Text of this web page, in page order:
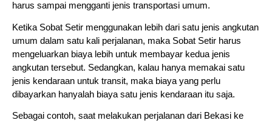
harus sampai mengganti jenis transportasi umum.
Ketika Sobat Setir menggunakan lebih dari satu jenis angkutan
umum dalam satu kali perjalanan, maka Sobat Setir harus
mengeluarkan biaya lebih untuk membayar kedua jenis
angkutan tersebut. Sedangkan, kalau hanya memakai satu
jenis kendaraan untuk transit, maka biaya yang perlu
dibayarkan hanyalah biaya satu jenis kendaraan itu saja.
Sebagai contoh, saat melakukan perjalanan dari Bekasi ke